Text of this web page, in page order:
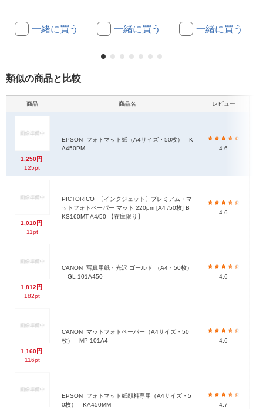
一緒に買う 一緒に買う 一緒に買う
類似の商品と比較
商品 商品名 レビュー
1,250円
125pt
EPSON
A450PM
4.6
1,010円
11pt
PICTORICO
ットフォトペーパー マット 220μm [A4 /50枚] B
KS160MT-A4/50 【在庫限り】
4.6
1,812円
182pt
CANON
GL-101A450
4.6
1,160円
116pt
CANON
枚） MP-101A4
4.6
EPSON
0枚） KA450MM
4.7